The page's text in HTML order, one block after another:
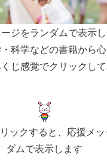
ジをランダムで表示し
科学などの書籍から
じ感覚でクリックし
ックすると、応援メ
ダムで表示します